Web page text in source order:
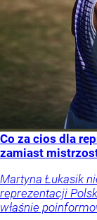
Co za cios dla
zamiast
Martyna Łukasik
reprezentacji
właśnie